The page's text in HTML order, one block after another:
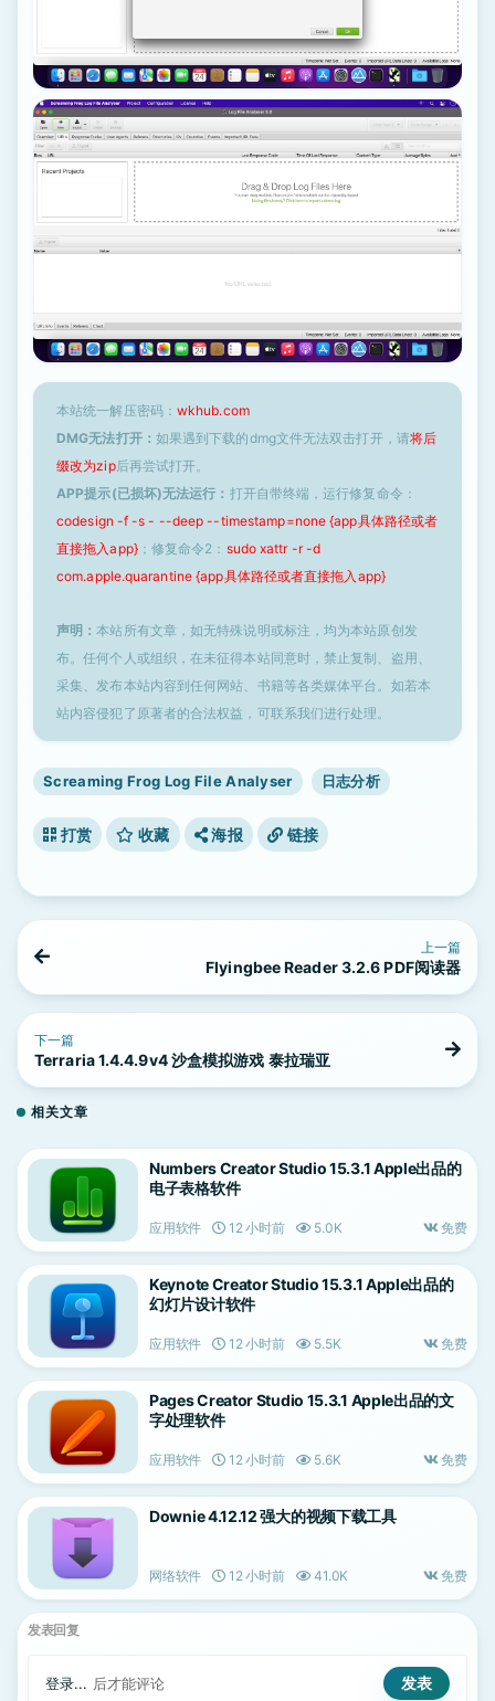
本站统一解压密码： wkhub.com
DMG无法打开： 如果遇到下载的dmg文件无法双击打开，请将后
缀改为zip后再尝试打开。
APP提示(已损坏)无法运行： 打开自带终端，运行修复命令：
codesign -f -s - --deep --timestamp=none {app具体路径或者
直接拖入app}；修复命令2： sudo xattr -r -d
com.apple.quarantine {app具体路径或者直接拖入app}
声明：本站所有文章，如无特殊说明或标注，均为本站原创发
布。任何个人或组织，在未征得本站同意时，禁止复制、盗用、
采集、发布本站内容到任何网站、书籍等各类媒体平台。如若本
站内容侵犯了原著者的合法权益，可联系我们进行处理。
Screaming Frog Log File Analyser 日志分析
打赏 收藏 海报 链接
上一篇
Flyingbee Reader 3.2.6 PDF阅读器
下一篇
Terraria 1.4.4.9v4 沙盒模拟游戏 泰拉瑞亚
相关文章
Numbers Creator Studio 15.3.1 Apple出品的
电子表格软件
应用软件 12 小时前 5.0K 免费
Keynote Creator Studio 15.3.1 Apple出品的
幻灯片设计软件
应用软件 12 小时前 5.5K 免费
Pages Creator Studio 15.3.1 Apple出品的文
字处理软件
应用软件 12 小时前 5.6K 免费
Downie 4.12.12 强大的视频下载工具
网络软件 12 小时前 41.0K 免费
发表回复
登录... 后才能评论